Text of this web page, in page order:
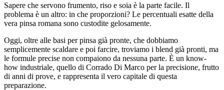
Sapere che servono frumento, riso e soia è la parte facile. Il
problema è un altro: in che proporzioni? Le percentuali esatte della
vera pinsa romana sono custodite gelosamente.
Oggi, oltre alle basi per pinsa già pronte, che dobbiamo
semplicemente scaldare e poi farcire, troviamo i blend già pronti, ma
le formule precise non compaiono da nessuna parte. È un know-
how industriale, quello di Corrado Di Marco per la precisione, frutto
di anni di prove, e rappresenta il vero capitale di questa
preparazione.